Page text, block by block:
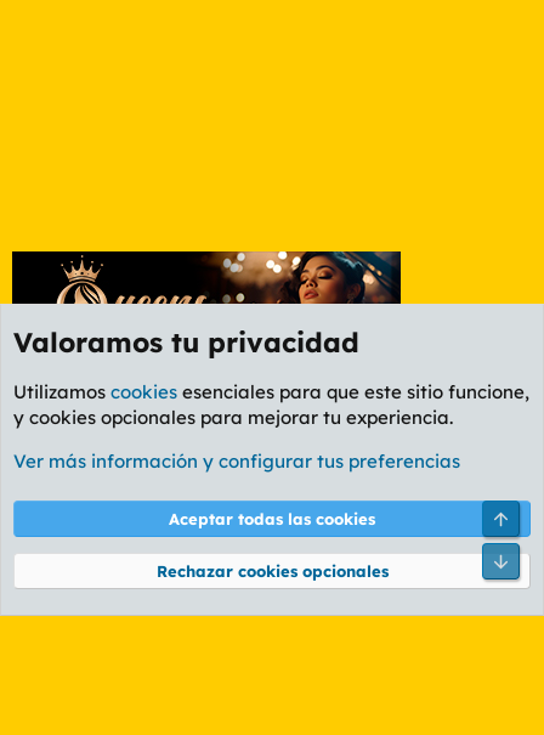
León
Cookies
PL OLDSTYLE AMARILLO
Términos y reglas Política de privacidad Ayuda
Community platform by XenForo® © 2010-2026 XenForo Ltd.
Valoramos tu privacidad
Utilizamos cookies esenciales para que este sitio funcione,
y cookies opcionales para mejorar tu experiencia.
Ver más información y configurar tus preferencias
Aceptar todas las cookies
Rechazar cookies opcionales
Pie